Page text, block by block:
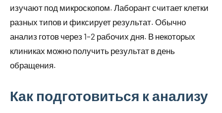
изучают под микроскопом. Лаборант считает клетки
разных типов и фиксирует результат. Обычно
анализ готов через 1–2 рабочих дня. В некоторых
клиниках можно получить результат в день
обращения.
Как подготовиться к анализу